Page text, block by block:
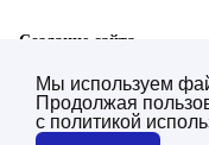
Создание сайта
SEO-продвижение сайта
AI SEO нейросетей
Мы используем
Продолжая
с политикой